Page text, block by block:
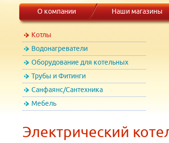
О компании Наши магазины
Котлы
Водонагреватели
Оборудование для котельных
Трубы и Фитинги
Санфаянс/Сантехника
Мебель
Электрический